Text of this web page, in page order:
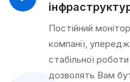
Постійний
компанії,
стабільної
дозволять Вам